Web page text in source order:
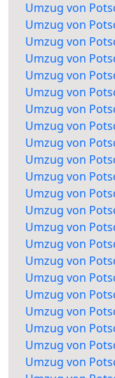
Umzug von
Umzug von
Umzug von
Umzug von
Umzug von
Umzug von
Umzug von
Umzug von
Umzug von
Umzug von
Umzug von
Umzug von
Umzug von
Umzug von
Umzug von
Umzug von
Umzug von
Umzug von
Umzug von
Umzug von
Umzug von
Umzug von